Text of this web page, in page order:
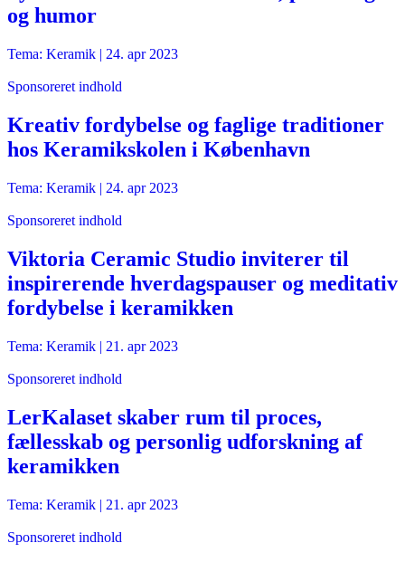
og humor
Tema: Keramik | 24. apr 2023
Sponsoreret indhold
Kreativ fordybelse og faglige traditioner
hos Keramikskolen i København
Tema: Keramik | 24. apr 2023
Sponsoreret indhold
Viktoria Ceramic Studio inviterer til
inspirerende hverdagspauser og meditativ
fordybelse i keramikken
Tema: Keramik | 21. apr 2023
Sponsoreret indhold
LerKalaset skaber rum til proces,
fællesskab og personlig udforskning af
keramikken
Tema: Keramik | 21. apr 2023
Sponsoreret indhold